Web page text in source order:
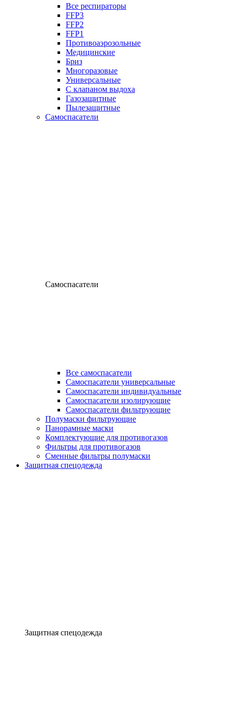
Все респираторы
FFP3
FFP2
FFP1
Противоаэрозольные
Медицинские
Бриз
Многоразовые
Универсальные
С клапаном выдоха
Газозащитные
Пылезащитные
Самоспасатели
Самоспасатели
Все самоспасатели
Самоспасатели универсальные
Самоспасатели индивидуальные
Самоспасатели изолирующие
Самоспасатели фильтрующие
Полумаски фильтрующие
Панорамные маски
Комплектующие для противогазов
Фильтры для противогазов
Сменные фильтры полумаски
Защитная спецодежда
Защитная спецодежда